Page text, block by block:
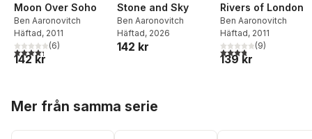
Moon Over Soho
Ben Aaronovitch
Häftad, 2011
4,3utav 5 stjärnor. Totalt antal röster:
(6)
142 kr
Stone and Sky
Ben Aaronovitch
Häftad, 2026
142 kr
Rivers of London
Ben Aaronovitch
Häftad, 2011
3,8utav 5 stjärnor.
(9)
139 kr
Mer från samma serie